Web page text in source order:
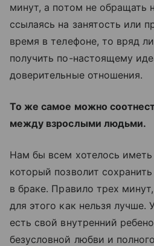
минут, а потом не обращать
ссылаясь на занятость или
время в телефоне, то вряд
получить по-настоящему
доверительные отношения.
То же самое можно
между взрослыми людьми.
Нам бы всем хотелось иметь
который позволит
в браке. Правило трех
для этого как нельзя лучше.
есть свой внутренний
безусловной любви и